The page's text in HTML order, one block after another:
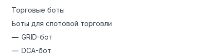
Торговые боты
Боты для спотовой торговли
GRID-бот
DCA-бот